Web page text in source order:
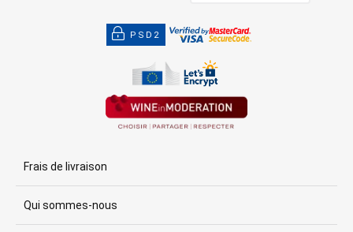
PSD2
Frais de livraison
Qui sommes-nous